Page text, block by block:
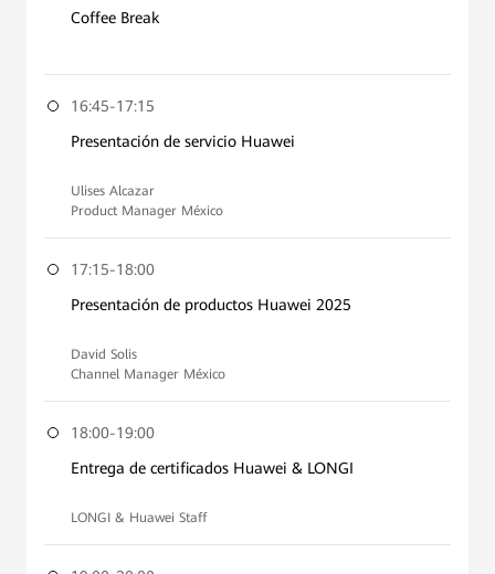
Coffee Break
16:45-17:15
Presentación de servicio Huawei
Ulises Alcazar
Product Manager México
17:15-18:00
Presentación de productos Huawei 2025
David Solis
Channel Manager México
18:00-19:00
Entrega de certificados Huawei & LONGI
LONGI & Huawei Staff